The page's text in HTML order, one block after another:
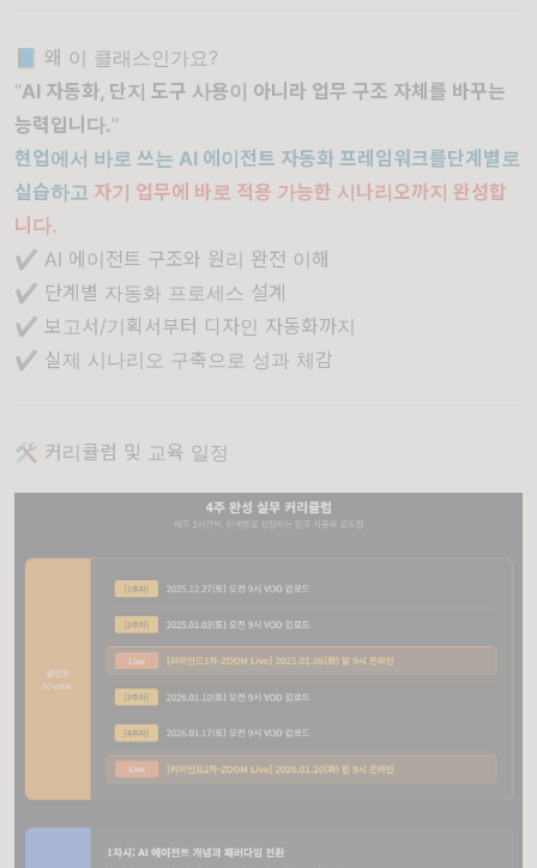
📘 왜 이 클래스인가요?
“AI 자동화, 단지 도구 사용이 아니라 업무 구조 자체를 바꾸는
능력입니다.”
현업에서 바로 쓰는 AI 에이전트 자동화 프레임워크를단계별로
실습하고 자기 업무에 바로 적용 가능한 시나리오까지 완성합
니다.
✔ AI 에이전트 구조와 원리 완전 이해
✔ 단계별 자동화 프로세스 설계
✔ 보고서/기획서부터 디자인 자동화까지
✔ 실제 시나리오 구축으로 성과 체감
🛠️ 커리큘럼 및 교육 일정